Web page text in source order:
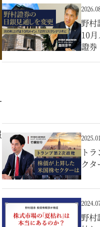
野村
10
證券
ト
ク
野村